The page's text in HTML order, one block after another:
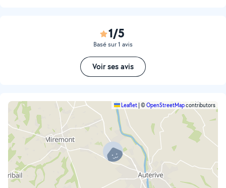
1/5
Basé sur 1 avis
Voir ses avis
Leaflet ©OpenStreetMapcontributors